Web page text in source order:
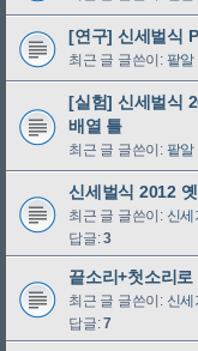
[연구] 신세벌식
최근 글 글쓴이: 팥알
[실험] 신세벌식
배열 틀
최근 글 글쓴이: 팥알
신세벌식 2012
최근 글 글쓴이: 신세
답글:3
끝소리+첫소리
최근 글 글쓴이: 신세
답글:7